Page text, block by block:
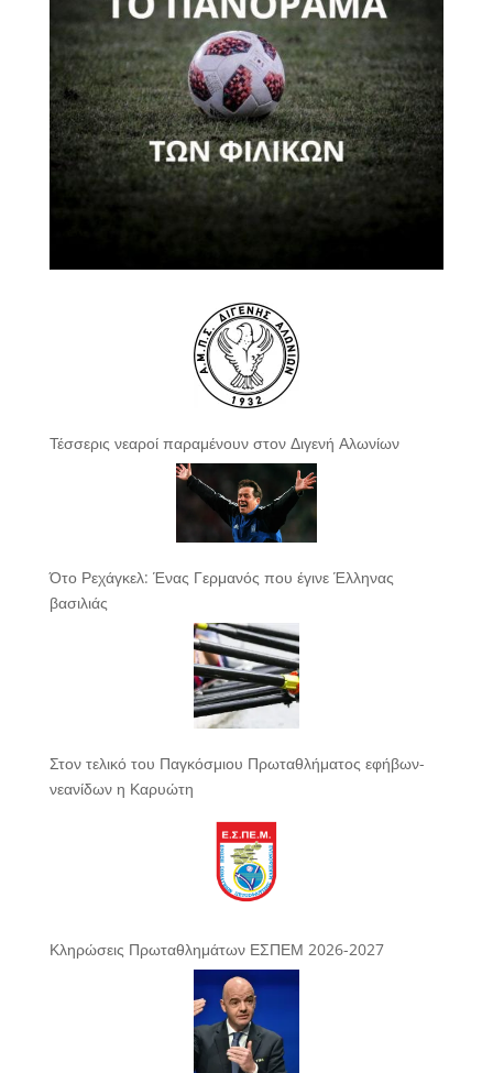
Τέσσερις νεαροί παραμένουν στον Διγενή Αλωνίων
Ότο Ρεχάγκελ: Ένας Γερμανός που έγινε Έλληνας
βασιλιάς
Στον τελικό του Παγκόσμιου Πρωταθλήματος εφήβων-
νεανίδων η Καρυώτη
Κληρώσεις Πρωταθλημάτων ΕΣΠΕΜ 2026-2027